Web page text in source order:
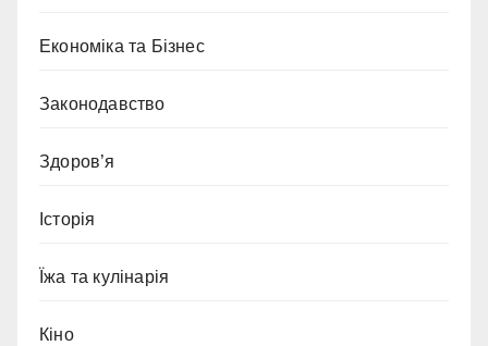
Економіка та Бізнес
Законодавство
Здоров’я
Історія
Їжа та кулінарія
Кіно